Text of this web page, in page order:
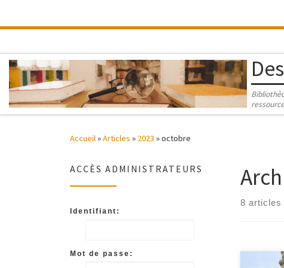
Accueil»Articles » 2023 »octobre
8 articles
ACCÈS ADMINISTRATEURS
Identifiant:
Mot de passe: